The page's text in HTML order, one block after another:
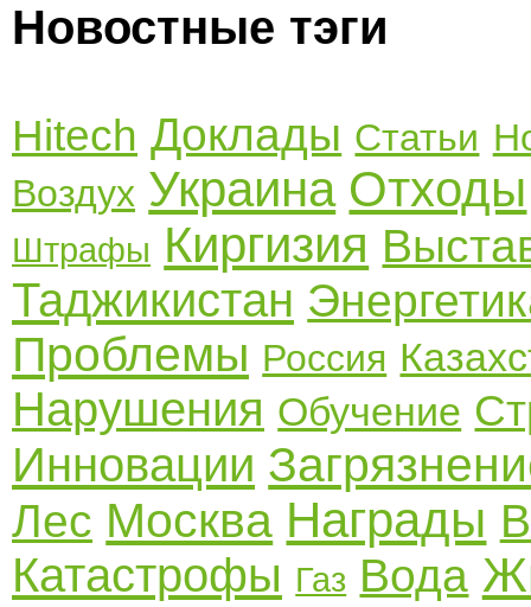
Новостные тэги
Hitech Доклады Статьи
Воздух Украина Отходы
Штрафы Киргизия
Таджикистан
Проблемы Россия
Нарушения Обучение
Инновации
Лес Москва Награды
Катастрофы Газ Вода